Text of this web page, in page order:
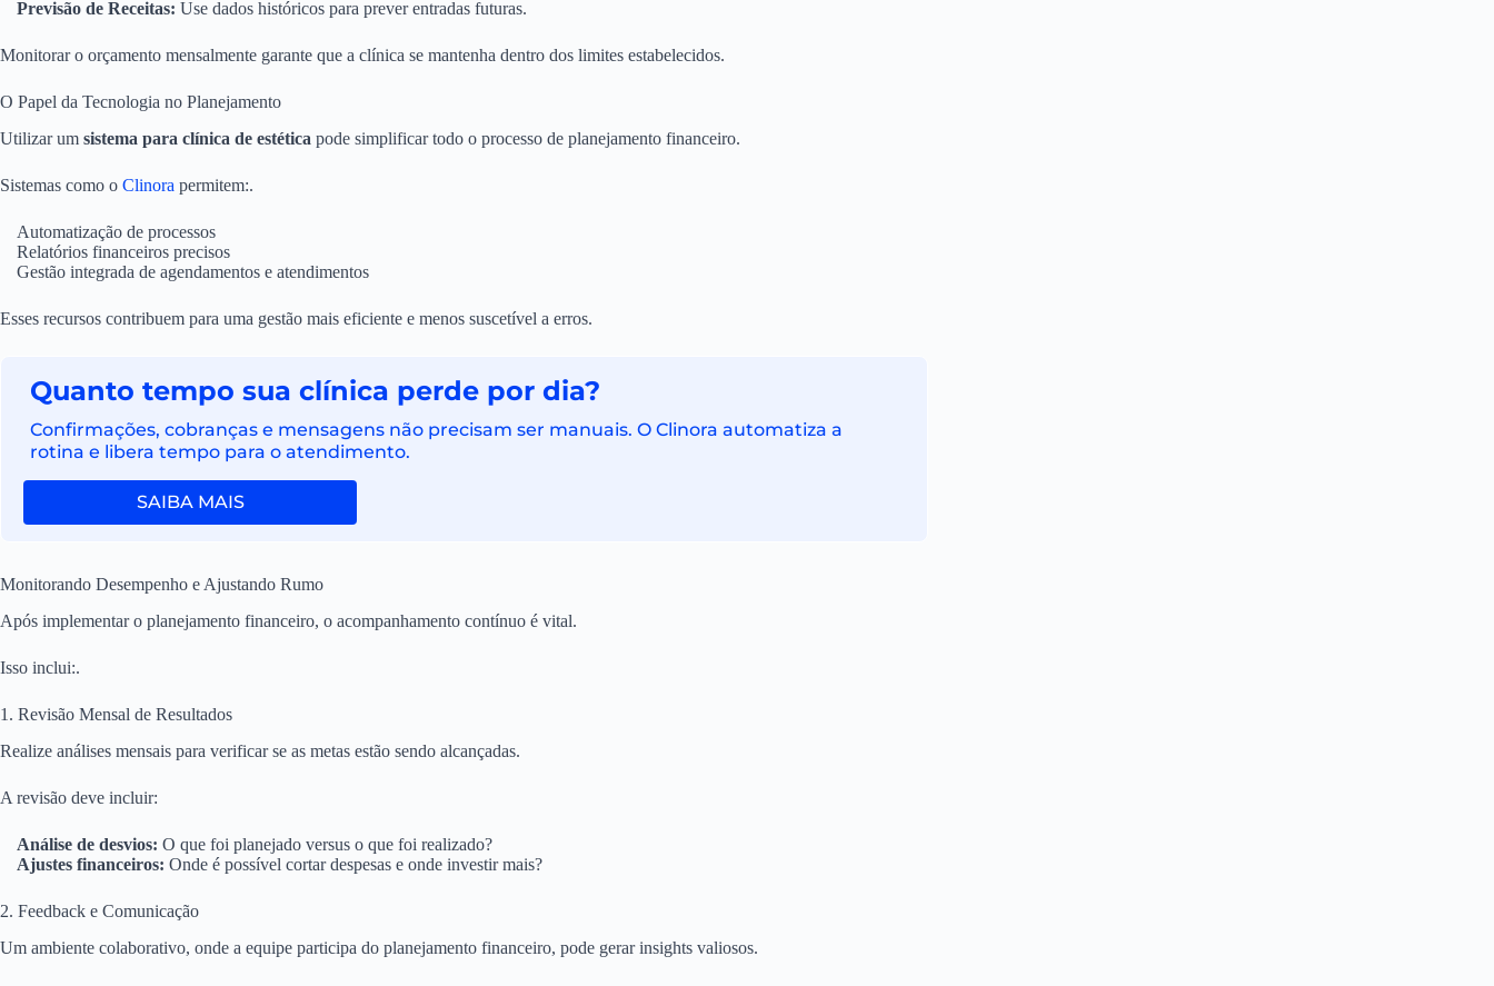
Previsão de Receitas: Use dados históricos para prever entradas futuras.
Monitorar o orçamento mensalmente garante que a clínica se mantenha dentro dos limites estabelecidos.
O Papel da Tecnologia no Planejamento
Utilizar um sistema para clínica de estética pode simplificar todo o processo de planejamento financeiro.
Sistemas como o Clinora permitem:.
Automatização de processos
Relatórios financeiros precisos
Gestão integrada de agendamentos e atendimentos
Esses recursos contribuem para uma gestão mais eficiente e menos suscetível a erros.
Quanto tempo sua clínica perde por dia?
Confirmações, cobranças e mensagens não precisam ser manuais. O Clinora automatiza a
rotina e libera tempo para o atendimento.
SAIBA MAIS
Monitorando Desempenho e Ajustando Rumo
Após implementar o planejamento financeiro, o acompanhamento contínuo é vital.
Isso inclui:.
1. Revisão Mensal de Resultados
Realize análises mensais para verificar se as metas estão sendo alcançadas.
A revisão deve incluir:
Análise de desvios: O que foi planejado versus o que foi realizado?
Ajustes financeiros: Onde é possível cortar despesas e onde investir mais?
2. Feedback e Comunicação
Um ambiente colaborativo, onde a equipe participa do planejamento financeiro, pode gerar insights valiosos.